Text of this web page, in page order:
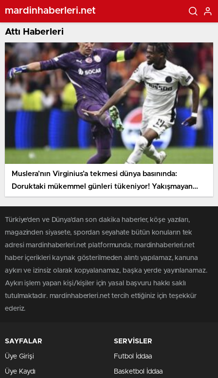
mardinhaberleri.net
Attı Haberleri
Muslera’nın Virginius’a tekmesi dünya basınında:
Doruktaki mükemmel günleri tükeniyor! Yakışmayan
hareket
Türkiye'den ve Dünya’dan son dakika haberler, köşe yazıları,
magazinden siyasete, spordan seyahate bütün konuların tek
adresi mardinhaberleri.net platformunda; mardinhaberleri.net
haber içerikleri kaynak gösterilmeden alıntı yapılamaz, kanuna
aykırı ve izinsiz olarak kopyalanamaz, başka yerde yayınlanamaz.
Aykırı işlem yapan kişi/kişiler için yasal başvuru hakkı saklı
tutulmaktadır. mardinhaberleri.net tercih ettiğiniz için teşekkür
ederiz.
SAYFALAR
Üye Girişi
Üye Kaydı
SERVİSLER
Futbol İddaa
Basketbol İddaa